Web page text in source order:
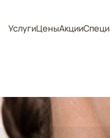
УслугиЦеныАкции